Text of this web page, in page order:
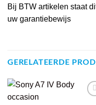
Bij BTW artikelen staat
uw garantiebewijs
GERELATEERDE